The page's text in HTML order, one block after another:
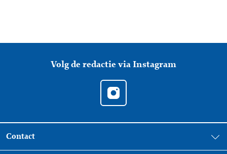
Volg de redactie via Instagram
Contact